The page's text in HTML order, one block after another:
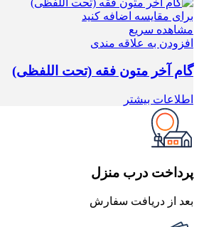
برای مقایسه اضافه کنید
مشاهده سریع
افزودن به علاقه مندی
گام آخر متون فقه (تحت اللفظی)
اطلاعات بیشتر
پرداخت درب منزل
بعد از دریافت سفارش